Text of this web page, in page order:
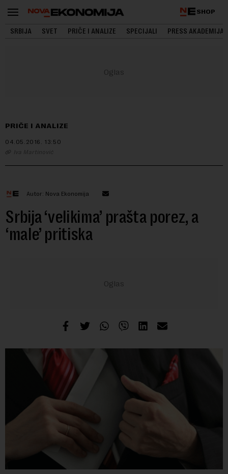
SHOP
SRBIJA SVET PRIČE I ANALIZE SPECIJALI PRESS AKADEMIJA
PRIČE I ANALIZE
04.05.2016. 13:50
Iva Martinović
Autor: Nova Ekonomija
Srbija ‘velikima’ prašta porez, a
‘male’ pritiska